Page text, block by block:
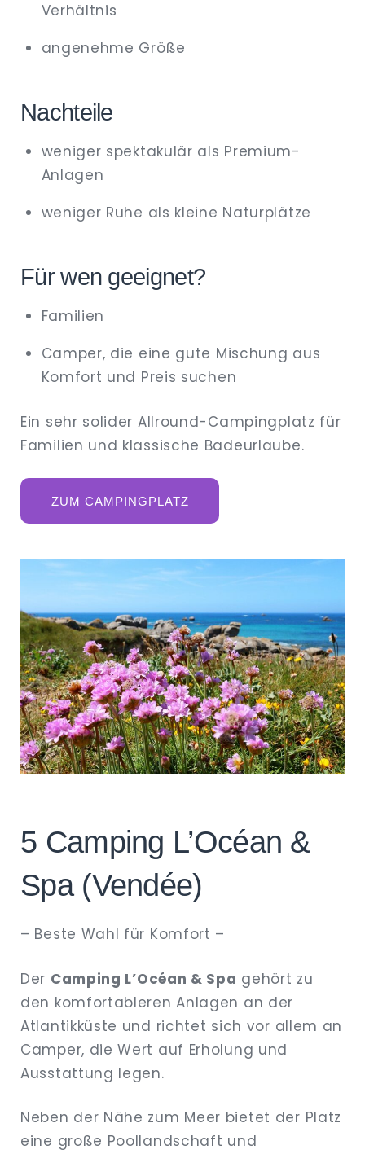
Verhältnis
angenehme Größe
Nachteile
weniger spektakulär als Premium-
Anlagen
weniger Ruhe als kleine Naturplätze
Für wen geeignet?
Familien
Camper, die eine gute Mischung aus
Komfort und Preis suchen
Ein sehr solider Allround-Campingplatz für
Familien und klassische Badeurlaube.
ZUM CAMPINGPLATZ
5 Camping L’Océan &
Spa (Vendée)
– Beste Wahl für Komfort –
Der Camping L’Océan & Spa gehört zu
den komfortableren Anlagen an der
Atlantikküste und richtet sich vor allem an
Camper, die Wert auf Erholung und
Ausstattung legen.
Neben der Nähe zum Meer bietet der Platz
eine große Poollandschaft und